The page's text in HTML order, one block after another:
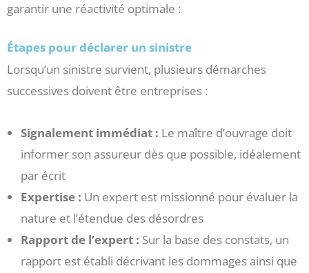
garantir une réactivité optimale :
Étapes pour déclarer un sinistre
Lorsqu’un sinistre survient, plusieurs démarches
successives doivent être entreprises :
Signalement immédiat : Le maître d’ouvrage doit
informer son assureur dès que possible, idéalement
par écrit
Expertise : Un expert est missionné pour évaluer la
nature et l’étendue des désordres
Rapport de l’expert : Sur la base des constats, un
rapport est établi décrivant les dommages ainsi que